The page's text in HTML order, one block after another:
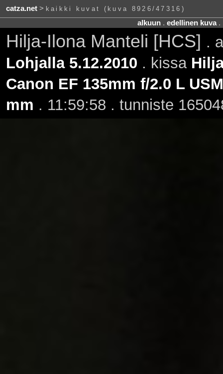
catza.net> kaikki kuvat (kuva 8926/47316)
alkuun. edellinen kuva.
Hilja-Ilona Manteli [HCS] .
Lohjalla 5.12.2010 . kissa
Canon EF 135mm f/2.0 L USM
mm . 11:59:58 . tunniste